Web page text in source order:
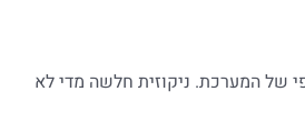
של המערכת. ניקוזית חלשה מדי לא